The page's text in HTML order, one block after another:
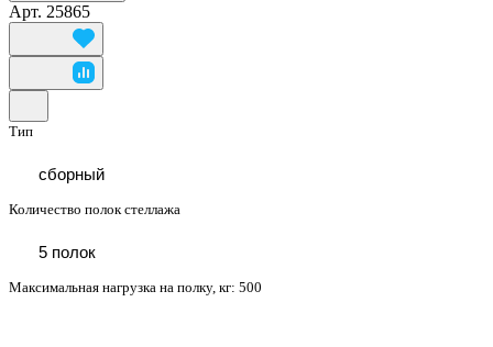
Арт. 25865
Тип
сборный
Количество полок стеллажа
5 полок
Максимальная нагрузка на полку, кг: 500